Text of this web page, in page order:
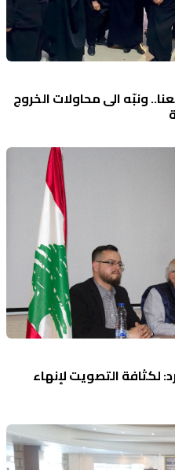
ونبّه الى محاولات الخروج
لكثافة التصويت لإنهاء